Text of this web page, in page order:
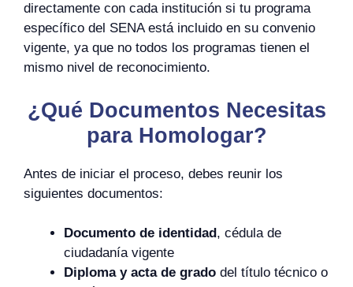
directamente con cada institución si tu programa
específico del SENA está incluido en su convenio
vigente, ya que no todos los programas tienen el
mismo nivel de reconocimiento.
¿Qué Documentos Necesitas
para Homologar?
Antes de iniciar el proceso, debes reunir los
siguientes documentos:
Documento de identidad, cédula de
ciudadanía vigente
Diploma y acta de grado del título técnico o